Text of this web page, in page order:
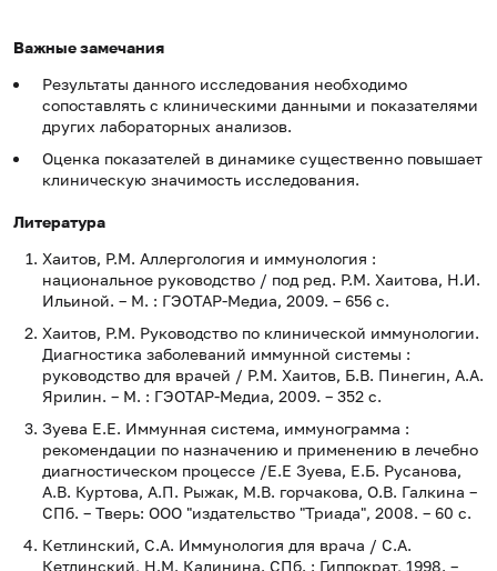
Важные замечания
Результаты данного исследования необходимо
сопоставлять с клиническими данными и показателями
других лабораторных анализов.
Оценка показателей в динамике существенно повышает
клиническую значимость исследования.
Литература
Хаитов, Р.М. Аллергология и иммунология :
национальное руководство / под ред. Р.М. Хаитова, Н.И.
Ильиной. – М. : ГЭОТАР-Медиа, 2009. – 656 с.
Хаитов, Р.М. Руководство по клинической иммунологии.
Диагностика заболеваний иммунной системы :
руководство для врачей / Р.М. Хаитов, Б.В. Пинегин, А.А.
Ярилин. – М. : ГЭОТАР-Медиа, 2009. – 352 с.
Зуева Е.Е. Иммунная система, иммунограмма :
рекомендации по назначению и применению в лечебно
диагностическом процессе /Е.Е Зуева, Е.Б. Русанова,
А.В. Куртова, А.П. Рыжак, М.В. горчакова, О.В. Галкина –
СПб. – Тверь: ООО "издательство "Триада", 2008. – 60 с.
Кетлинский, С.А. Иммунология для врача / С.А.
Кетлинский, Н.М. Калинина. СПб. : Гиппократ, 1998. –